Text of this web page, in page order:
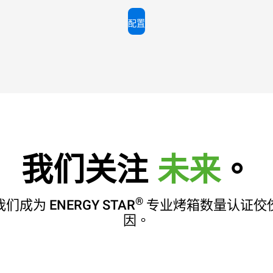
配置
我们关注 未来。
成为 ENERGY STAR® 专业烤箱数量认证佼
因。